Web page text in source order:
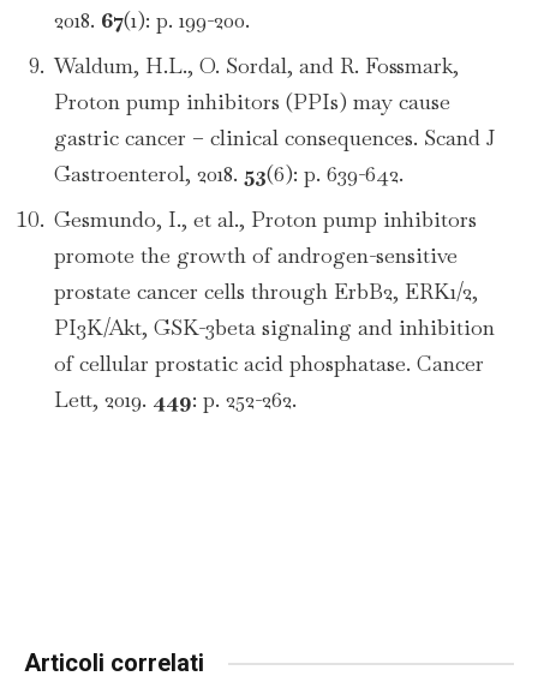
2018. 67(1): p. 199-200.
Waldum, H.L., O. Sordal, and R. Fossmark,
Proton pump inhibitors (PPIs) may cause
gastric cancer – clinical consequences. Scand J
Gastroenterol, 2018. 53(6): p. 639-642.
Gesmundo, I., et al., Proton pump inhibitors
promote the growth of androgen-sensitive
prostate cancer cells through ErbB2, ERK1/2,
PI3K/Akt, GSK-3beta signaling and inhibition
of cellular prostatic acid phosphatase. Cancer
Lett, 2019. 449: p. 252-262.
Articoli correlati